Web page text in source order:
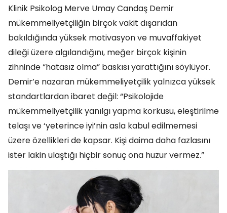
Klinik Psikolog Merve Umay Candaş Demir
mükemmeliyetçiliğin birçok vakit dışarıdan
bakıldığında yüksek motivasyon ve muvaffakiyet
dileği üzere algılandığını, meğer birçok kişinin
zihninde “hatasız olma” baskısı yarattığını söylüyor.
Demir’e nazaran mükemmeliyetçilik yalnızca yüksek
standartlardan ibaret değil: “Psikolojide
mükemmeliyetçilik yanılgı yapma korkusu, eleştirilme
telaşı ve ‘yeterince iyi’nin asla kabul edilmemesi
üzere özellikleri de kapsar. Kişi daima daha fazlasını
ister lakin ulaştığı hiçbir sonuç ona huzur vermez.”